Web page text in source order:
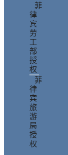
菲
律
宾
劳
工
部
授
权
菲
律
宾
旅
游
局
授
权